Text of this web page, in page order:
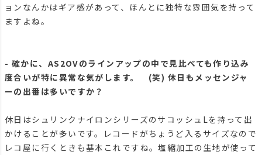
ョンなんかはギア感があって、ほんとに独特な雰囲気を持って
ますよね。
- 確かに、AS2OVのラインアップの中で見比べても作り込み
度合いが特に異常な気がします。 (笑) 休日もメッセンジャ
ーの出番は多いですか？
休日はシュリンクナイロンシリーズのサコッシュLを持って出
かけることが多いです。レコードがちょうど入るサイズなので
レコ屋に行くときも基本これですね。塩縮加工の生地が使って